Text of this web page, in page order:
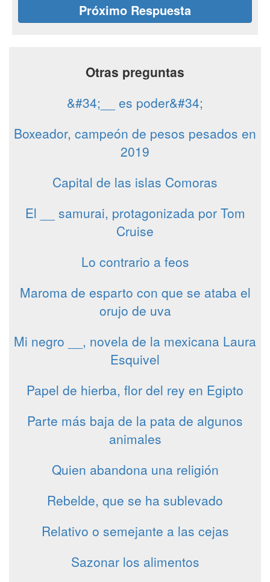
Próximo Respuesta
Otras preguntas
&#34;__ es poder&#34;
Boxeador, campeón de pesos pesados en
2019
Capital de las islas Comoras
El __ samurai, protagonizada por Tom
Cruise
Lo contrario a feos
Maroma de esparto con que se ataba el
orujo de uva
Mi negro __, novela de la mexicana Laura
Esquivel
Papel de hierba, flor del rey en Egipto
Parte más baja de la pata de algunos
animales
Quien abandona una religión
Rebelde, que se ha sublevado
Relativo o semejante a las cejas
Sazonar los alimentos